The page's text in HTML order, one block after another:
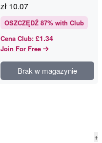
+
zł 10.07
OSZCZĘDŹ 87% with Club
Cena Club: £1.34
Join For Free
Brak w magazynie